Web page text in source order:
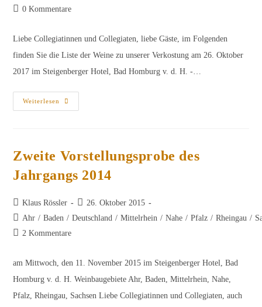
Beitrags-
0 Kommentare
Liebe Collegiatinnen und Collegiaten, liebe Gäste, im Folgenden
finden Sie die Liste der Weine zu unserer Verkostung am 26. Oktober
2017 im Steigenberger Hotel, Bad Homburg v. d. H. -…
Weiterlesen
Erste
Vorstellungsprobe
Zweite Vorstellungsprobe des
Jahrgangs 2014
Beitrags-
Autor:
Klaus Rössler
Beitrag
veröffentlicht:
26. Oktober 2015
Beitrags-
Kategorie:
Ahr / Baden / Deutschland / Mittelrhein / Nahe / Pfalz / Rheingau /
Beitrags-
2 Kommentare
am Mittwoch, den 11. November 2015 im Steigenberger Hotel, Bad
Homburg v. d. H. Weinbaugebiete Ahr, Baden, Mittelrhein, Nahe,
Pfalz, Rheingau, Sachsen Liebe Collegiatinnen und Collegiaten, auch